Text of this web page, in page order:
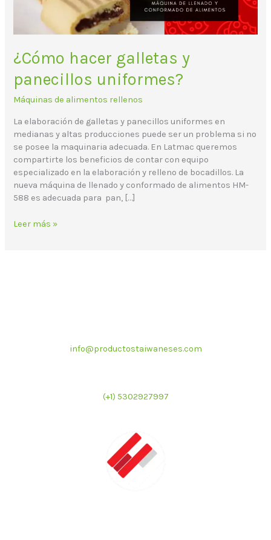
¿Cómo hacer galletas y
panecillos uniformes?
Máquinas de alimentos rellenos
La elaboración de galletas y panecillos uniformes en
medianas y altas producciones puede ser un problema si no
se posee la maquinaria adecuada. En Latmac queremos
compartirte los beneficios de contar con equipo
especializado en la elaboración y relleno de bocadillos. La
nueva máquina de llenado y conformado de alimentos HM-
588 es adecuada para pan, […]
Leer más »
info@productostaiwaneses.com
(+1) 5302927997